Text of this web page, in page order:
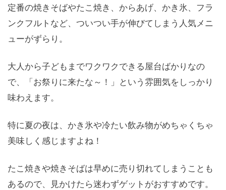
定番の焼きそばやたこ焼き、からあげ、かき氷、フラ
ンクフルトなど、ついつい手が伸びてしまう人気メニ
ューがずらり。
大人から子どもまでワクワクできる屋台ばかりなの
で、「お祭りに来たな～！」という雰囲気をしっかり
味わえます。
特に夏の夜は、かき氷や冷たい飲み物がめちゃくちゃ
美味しく感じますよね！
たこ焼きや焼きそばは早めに売り切れてしまうことも
あるので、見かけたら迷わずゲットがおすすめです。